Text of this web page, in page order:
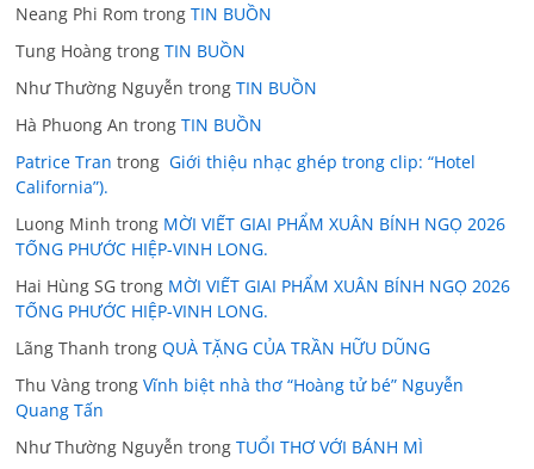
Neang Phi Rom trongTIN BUỒN
Tung Hoàng trongTIN BUỒN
Như Thường Nguyễn trongTIN BUỒN
Hà Phuong An trongTIN BUỒN
Patrice Tran trong Giới thiệu nhạc ghép trong clip: “Hotel
California”).
Luong Minh trong MỜI VIẾT GIAI PHẨM XUÂN BÍNH NGỌ 2026
TỐNG PHƯỚC HIỆP-VINH LONG.
Hai Hùng SG trong MỜI VIẾT GIAI PHẨM XUÂN BÍNH NGỌ 2026
TỐNG PHƯỚC HIỆP-VINH LONG.
Lãng Thanh trongQUÀ TẶNG CỦA TRẦN HỮU DŨNG
Thu Vàng trongVĩnh biệt nhà thơ “Hoàng tử bé” Nguyễn
Quang Tấn
Như Thường Nguyễn trongTUỔI THƠ VỚI BÁNH MÌ